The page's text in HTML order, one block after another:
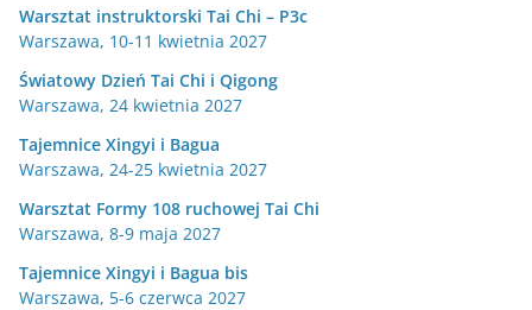
Warsztat instruktorski Tai Chi – P3c
Warszawa, 10-11 kwietnia 2027
Światowy Dzień Tai Chi i Qigong
Warszawa, 24 kwietnia 2027
Tajemnice Xingyi i Bagua
Warszawa, 24-25 kwietnia 2027
Warsztat Formy 108 ruchowej Tai Chi
Warszawa, 8-9 maja 2027
Tajemnice Xingyi i Bagua bis
Warszawa, 5-6 czerwca 2027